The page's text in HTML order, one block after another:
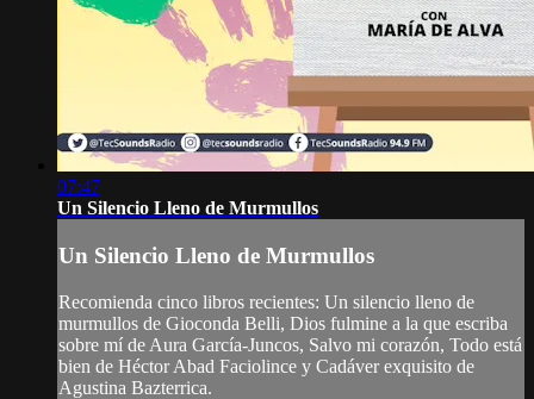
07:47
Un Silencio Lleno de Murmullos
Un Silencio Lleno de Murmullos
Recomienda cinco libros recientes: Un silencio lleno de
murmullos de Gioconda Belli, Dios fulmine a la que escriba
sobre mí de Aura García-Juncos, Salvo mi corazón, Todo está
bien de Héctor Abad Faciolince y Cadáver exquisito de
Agustina Bazterrica.